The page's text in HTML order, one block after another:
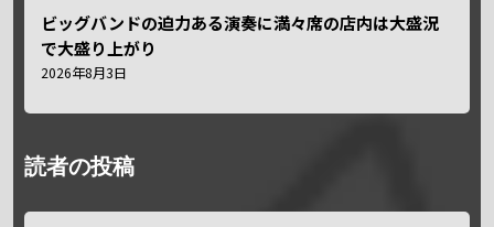
ビッグバンドの迫力ある演奏に満々席の店内は大盛況
で大盛り上がり
2026年8月3日
読者の投稿